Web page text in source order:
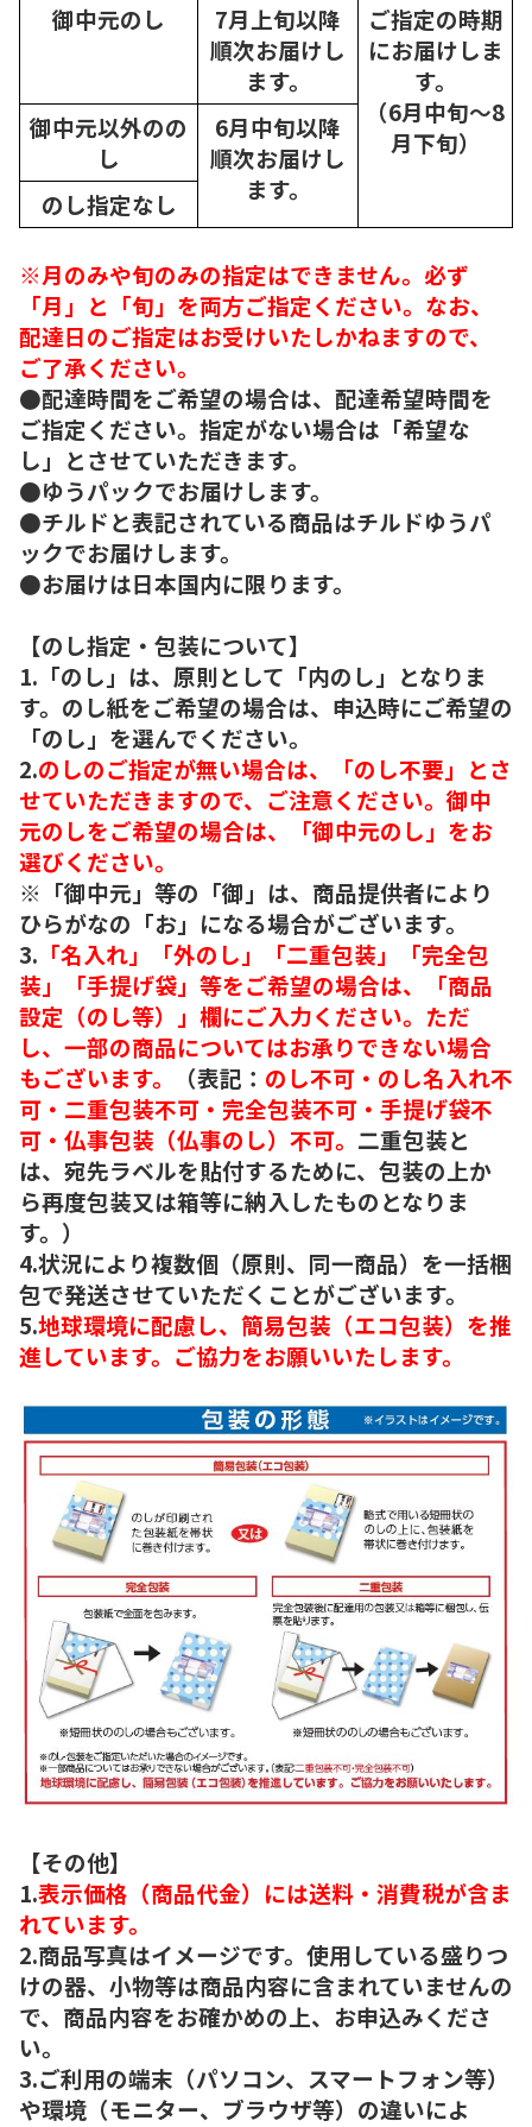
御中元のし
7月上旬以降
順次お届けし
ます。
ご指定の時期
にお届けしま
す。
（6月中旬～8
月下旬）
御中元以外のの
し
6月中旬以降
順次お届けし
ます。
のし指定なし
※月のみや旬のみの指定はできません。必ず
「月」と「旬」を両方ご指定ください。なお、
配達日のご指定はお受けいたしかねますので、
ご了承ください。
●配達時間をご希望の場合は、配達希望時間を
ご指定ください。指定がない場合は「希望な
し」とさせていただきます。
●ゆうパックでお届けします。
●チルドと表記されている商品はチルドゆうパ
ックでお届けします。
●お届けは日本国内に限ります。
【のし指定・包装について】
1.「のし」は、原則として「内のし」となりま
す。のし紙をご希望の場合は、申込時にご希望の
「のし」を選んでください。
2.のしのご指定が無い場合は、「のし不要」とさ
せていただきますので、ご注意ください。御中
元のしをご希望の場合は、「御中元のし」をお
選びください。
※「御中元」等の「御」は、商品提供者により
ひらがなの「お」になる場合がございます。
3. 「名入れ」「外のし」「二重包装」「完全包
装」「手提げ袋」等をご希望の場合は、「商品
設定（のし等）」欄にご入力ください。ただ
し、一部の商品についてはお承りできない場合
もございます。
（表記： のし不可・のし名入れ不
可・二重包装不可・完全包装不可・手提げ袋不
可・仏事包装（仏事のし）不可。 二重包装と
は、宛先ラベルを貼付するために、包装の上か
ら再度包装又は箱等に納入したものとなりま
す。）
4.状況により複数個（原則、同一商品）を一括梱
包で発送させていただくことがございます。
5.地球環境に配慮し、簡易包装（エコ包装）を推
進しています。ご協力をお願いいたします。
【その他】
1.表示価格（商品代金）には送料・消費税が含ま
れています。
2.商品写真はイメージです。使用している盛りつ
けの器、小物等は商品内容に含まれていませんの
で、商品内容をお確かめの上、お申込みくださ
い。
3.ご利用の端末（パソコン、スマートフォン等）
や環境（モニター、ブラウザ等）の違いによ